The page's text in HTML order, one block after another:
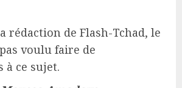
rédaction de Flash-Tchad, le
voulu faire de
à ce sujet.